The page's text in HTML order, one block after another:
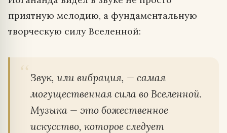
приятную мелодию, а фундаментальную
творческую силу Вселенной:
Звук, или вибрация, — самая
могущественная сила во Вселенной.
Музыка — это божественное
искусство, которое следует